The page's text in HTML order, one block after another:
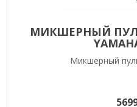
МИКШЕРНЫЙ
Микшерный